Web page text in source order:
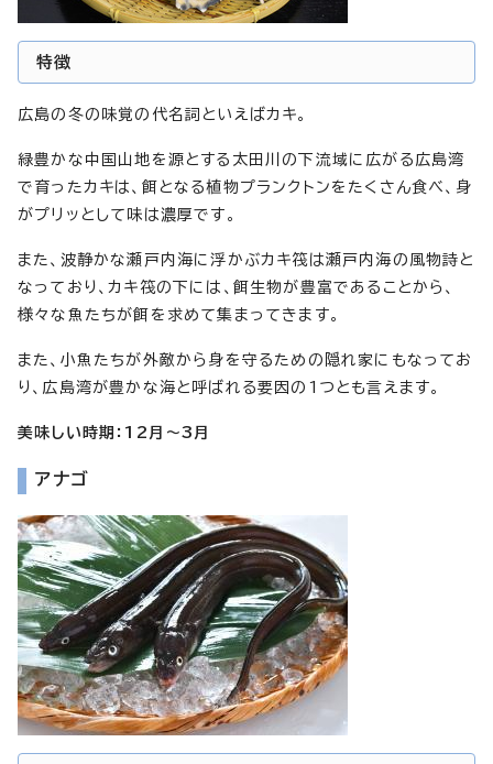
特徴
広島の冬の味覚の代名詞といえばカキ。
緑豊かな中国山地を源とする太田川の下流域に広がる広島湾
で育ったカキは、餌となる植物プランクトンをたくさん食べ、身
がプリッとして味は濃厚です。
また、波静かな瀬戸内海に浮かぶカキ筏は瀬戸内海の風物詩と
なっており、カキ筏の下には、餌生物が豊富であることから、
様々な魚たちが餌を求めて集まってきます。
また、小魚たちが外敵から身を守るための隠れ家にもなってお
り、広島湾が豊かな海と呼ばれる要因の1つとも言えます。
美味しい時期：12月～3月
アナゴ